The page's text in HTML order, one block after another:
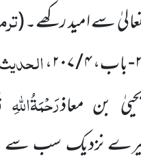
سے امید رکھے۔(
باب،۴ / ۲۰۷ ،
بن معاذ
نزدیک سب سے